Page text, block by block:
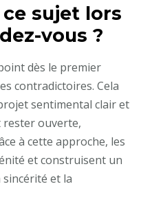
sujet lors
vous ?
dès le premier
contradictoires. Cela
sentimental clair et
rester ouverte,
à cette approche, les
et construisent un
et la